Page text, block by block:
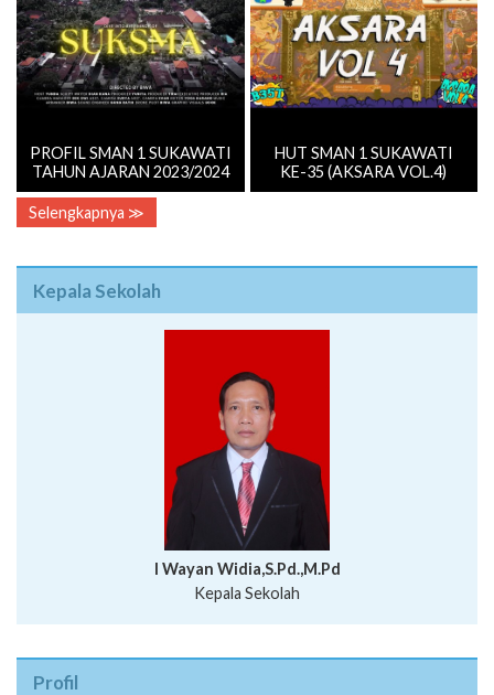
PROFIL SMAN 1 SUKAWATI
TAHUN AJARAN 2023/2024
HUT SMAN 1 SUKAWATI
KE-35 (AKSARA VOL.4)
Selengkapnya ≫
Kepala Sekolah
I Wayan Widia,S.Pd.,M.Pd
Kepala Sekolah
Profil